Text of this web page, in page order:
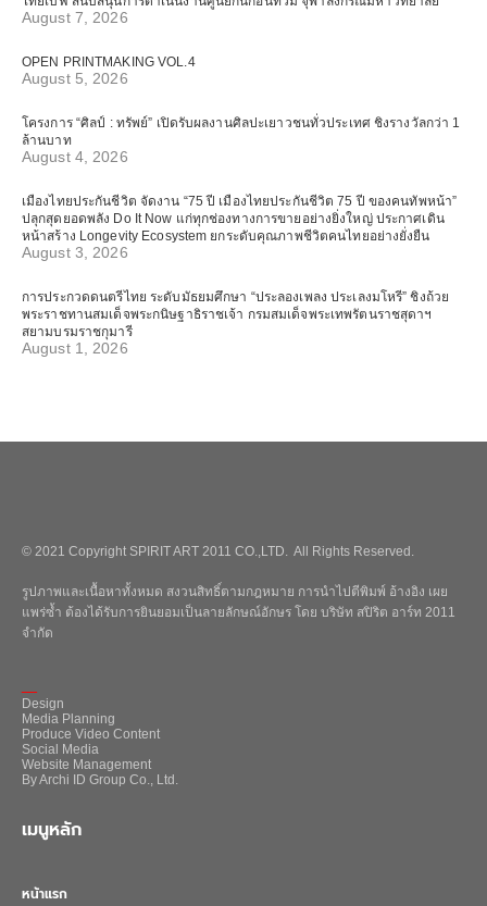
August 7, 2026
OPEN PRINTMAKING VOL.4
August 5, 2026
โครงการ “ศิลป์ : ทรัพย์” เปิดรับผลงานศิลปะเยาวชนทั่วประเทศ ชิงรางวัลกว่า 1
ล้านบาท
August 4, 2026
เมืองไทยประกันชีวิต จัดงาน “75 ปี เมืองไทยประกันชีวิต 75 ปี ของคนทัพหน้า”
ปลุกสุดยอดพลัง Do It Now แก่ทุกช่องทางการขายอย่างยิ่งใหญ่ ประกาศเดิน
หน้าสร้าง Longevity Ecosystem ยกระดับคุณภาพชีวิตคนไทยอย่างยั่งยืน
August 3, 2026
การประกวดดนตรีไทย ระดับมัธยมศึกษา “ประลองเพลง ประเลงมโหรี” ชิงถ้วย
พระราชทานสมเด็จพระกนิษฐาธิราชเจ้า กรมสมเด็จพระเทพรัตนราชสุดาฯ
สยามบรมราชกุมารี
August 1, 2026
© 2021 Copyright SPIRIT ART 2011 CO.,LTD. All Rights Reserved.
รูปภาพและเนื้อหาทั้งหมด สงวนสิทธิ์ตามกฎหมาย การนำไปตีพิมพ์ อ้างอิง เผย
แพร่ซ้ำ ต้องได้รับการยินยอมเป็นลายลักษณ์อักษร โดย บริษัท สปิริต อาร์ท 2011
จำกัด
Design
Media Planning
Produce Video Content
Social Media
Website Management
By Archi ID Group Co., Ltd.
เมนูหลัก
หน้าแรก